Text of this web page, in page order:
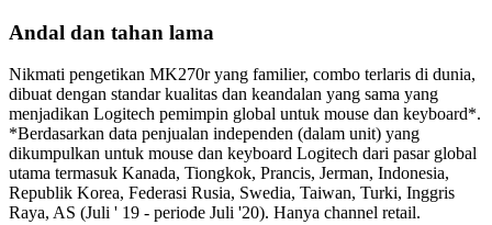
Andal dan tahan lama
Nikmati pengetikan MK270r yang familier, combo terlaris di dunia,
dibuat dengan standar kualitas dan keandalan yang sama yang
menjadikan Logitech pemimpin global untuk mouse dan keyboard*.
*Berdasarkan data penjualan independen (dalam unit) yang
dikumpulkan untuk mouse dan keyboard Logitech dari pasar global
utama termasuk Kanada, Tiongkok, Prancis, Jerman, Indonesia,
Republik Korea, Federasi Rusia, Swedia, Taiwan, Turki, Inggris
Raya, AS (Juli ' 19 - periode Juli '20). Hanya channel retail.